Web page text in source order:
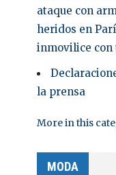
ataque con
heridos en
inmovilice con
la prensa
More in this
MODA